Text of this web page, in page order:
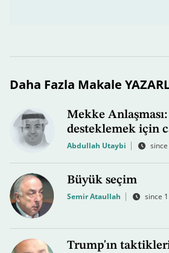
Daha Fazla Makale
Mekke
desteklemek için
Abdullah Utaybi
Büyük seçim
Semir Ataullah since
Trump'ın